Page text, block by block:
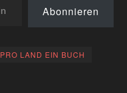
Abonnieren
PRO LAND EIN BUCH